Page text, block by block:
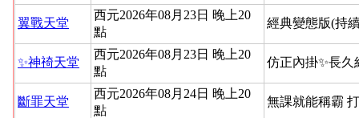
翼戰天堂
西元2026年08月23日 晚上20
點
經典變態版(持
✨神䄎天堂
西元2026年08月23日 晚上20
點
仿正內掛✨長久
斷罪天堂
西元2026年08月24日 晚上20
點
無課就能稱霸